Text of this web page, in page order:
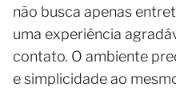
não busca apenas
uma experiência
contato. O ambiente
e simplicidade ao